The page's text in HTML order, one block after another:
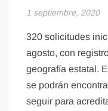
1 septiembre, 2020
320 solicitudes
agosto, con
geografía estatal.
se podrán
seguir para